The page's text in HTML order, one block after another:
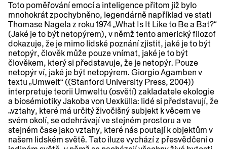
Toto poměřování emocí a inteligence přitom již bylo
mnohokrát zpochybněno, legendárně například ve stati
Thomase Nagela z roku 1974 „What Is It Like to Be a Bat?“
(Jaké je to být netopýrem), v němž tento americký filozof
dokazuje, že je mimo lidské poznání zjistit, jaké je to být
netopýr, člověk může pouze vnímat, jaké je to být
člověkem, který si představuje, že je netopýr. Pouze
netopýr ví, jaké je být netopýrem. Giorgio Agamben v
textu „Umwelt“ ((Stanford University Press, 2004))
interpretuje teorii Umweltu (osvětí) zakladatele ekologie
a biosémiotiky Jakoba von Uexkülla: lidé si představují, že
„vztahy, které má určitý živočišný subjekt k věcem ve
svém okolí, se odehrávají ve stejném prostoru a ve
stejném čase jako vztahy, které nás poutají k objektům v
našem lidském světě. Tato iluze vychází z přesvědčení o